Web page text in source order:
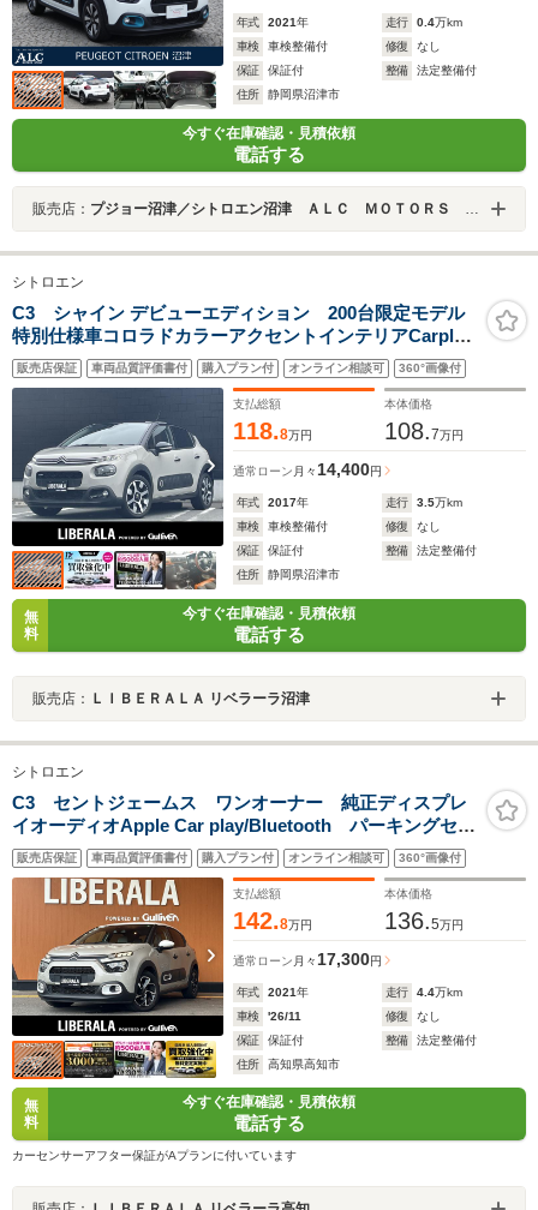
年式 2021年 走行 0.4万km
車検
車検整備付 修復
なし
保証
保証付 整備
法定整備付
住所
静岡県沼津市
今すぐ在庫確認・見積依頼
電話する
販売店： プジョー沼津／シトロエン沼津 ＡＬＣ ＭＯＴＯＲＳ ＧＲＯＵＰ
シトロエン
C3 シャイン デビューエディション 200台限定モデル
特別仕様車コロラドカラーアクセントインテリアCarplay
対応ディスプレイオーディオバックカメラ17インチアル
ミホイールブラインドスポットモニタープッシュスター
販売店保証 車両品質評価書付 購入プラン付 オンライン相談可 360°画像付
支払総額
118.8万円
本体価格
108.7万円
通常ローン 月々 14,400円
年式 2017年 走行 3.5万km
車検
車検整備付 修復
なし
保証
保証付 整備
法定整備付
住所
静岡県沼津市
無
料
今すぐ在庫確認・見積依頼
電話する
販売店： ＬＩＢＥＲＡＬＡ リベラーラ沼津
シトロエン
C3 セントジェームス ワンオーナー 純正ディスプレ
イオーディオApple Car play/Bluetooth パーキングセン
サー インテリジェントハイビーム LTW(レーンデパー
チャーウォーニング) BSM(ブラインドスポットモニタ
販売店保証 車両品質評価書付 購入プラン付 オンライン相談可 360°画像付
支払総額
142.8万円
本体価格
136.5万円
通常ローン 月々 17,300円
年式 2021年 走行 4.4万km
車検
'26/11 修復
なし
保証
保証付 整備
法定整備付
住所
高知県高知市
無
料
今すぐ在庫確認・見積依頼
電話する
カーセンサーアフター保証がAプランに付いています